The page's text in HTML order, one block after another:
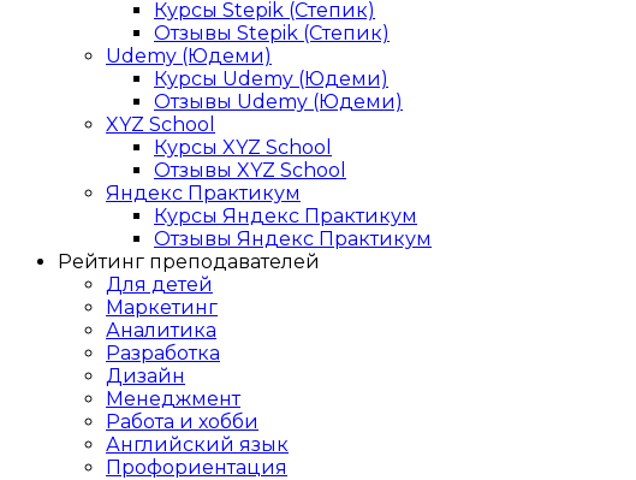
Курсы Stepik (Степик)
Отзывы Stepik (Степик)
Udemy (Юдеми)
Курсы Udemy (Юдеми)
Отзывы Udemy (Юдеми)
XYZ School
Курсы XYZ School
Отзывы XYZ School
Яндекс Практикум
Курсы Яндекс Практикум
Отзывы Яндекс Практикум
Рейтинг преподавателей
Для детей
Маркетинг
Аналитика
Разработка
Дизайн
Менеджмент
Работа и хобби
Английский язык
Профориентация